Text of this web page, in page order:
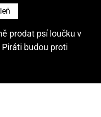
prodat psí loučku v
budou proti